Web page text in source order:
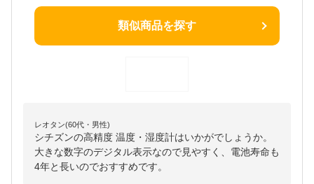
類似商品を探す
レオタン(60代・男性)
シチズンの高精度 温度・湿度計はいかがでしょうか。
大きな数字のデジタル表示なので見やすく、電池寿命も
4年と長いのでおすすめです。